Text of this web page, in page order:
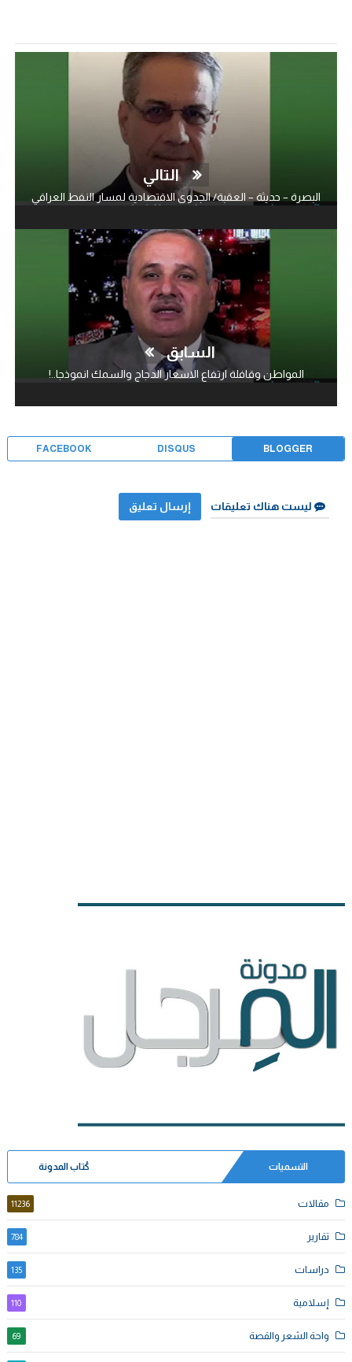
التالي
البصرة – حديثة – العقبة/ الجدوى الاقتصادية لمسار النفط العراقي
السابق
المواطن وقافلة ارتفاع الاسعار الدجاج والسمك انموذجا..!
BLOGGER
DISQUS
FACEBOOK
ليست هناك تعليقات إرسال تعليق
التسميات كُتاب المدونة
مقالات 11236
تقارير 784
دراسات 135
إسلامية 110
واحة الشعر والقصة 69